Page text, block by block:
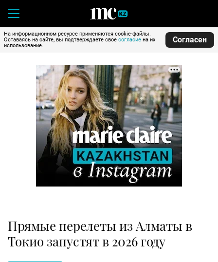
На информационном ресурсе применяются cookie-файлы.
Оставаясь на сайте, вы подтверждаете свое согласие на их
использование.
Согласен
Прямые перелеты из Алматы в
Токио запустят в 2026 году